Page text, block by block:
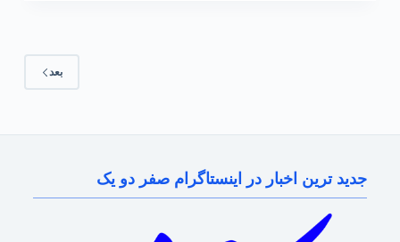
بعد
جدید ترین اخبار در اینستاگرام صفر دو یک